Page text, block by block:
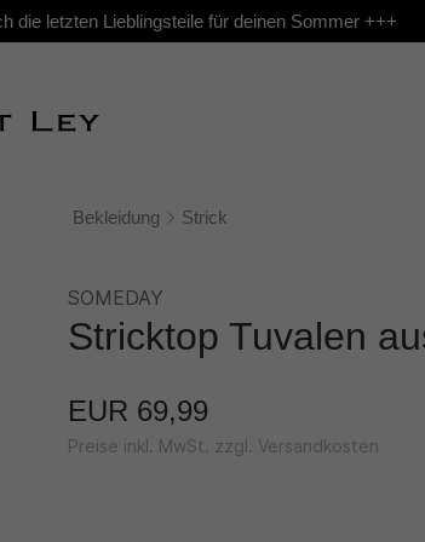
die letzten Lieblingsteile für deinen Sommer +++
Bekleidung Strick
SOMEDAY
Stricktop Tuvalen
EUR 69,99
Preise inkl. MwSt. zzgl. Versandkosten